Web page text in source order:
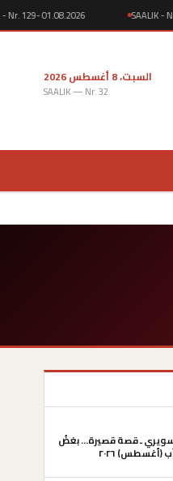
- Nr. 129- 01.08.2026
السبت، 8 أغسطس 2026
SAALIK — Nr. 32
ـ قصة قصيرة… بغضُ